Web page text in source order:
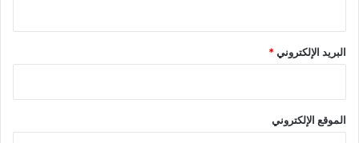
البريد الإلكتروني*
الموقع الإلكتروني